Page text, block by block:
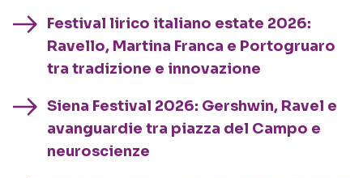
Festival lirico italiano estate 2026:
Ravello, Martina Franca e Portogruaro
tra tradizione e innovazione
Siena Festival 2026: Gershwin, Ravel e
avanguardie tra piazza del Campo e
neuroscienze